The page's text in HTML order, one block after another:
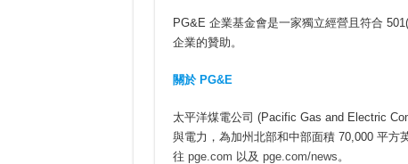
PG&E 企業基金會是一家獨立經營且符合
企業的贊助。
關於PG&E
太平洋煤電公司 (Pacific Gas and Electric
與電力，為加州北部和中部面積 70,000 平方
往 pge.com 以及 pge.com/news。